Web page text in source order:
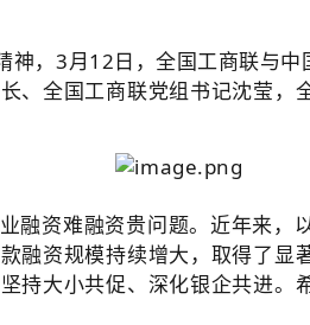
，3月12日，全国工商联与
、全国工商联党组书记沈莹
融资难融资贵问题。近年来
融资规模持续增大，取得了
持大小共促、深化银企共进